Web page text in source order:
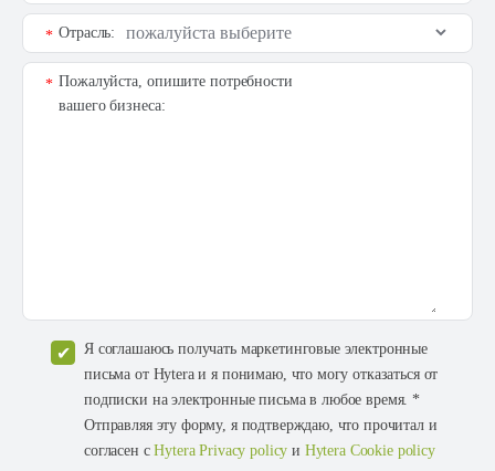
Отрасль:
*
Пожалуйста, опишите потребности
вашего бизнеса:
*
Я соглашаюсь получать маркетинговые электронные
письма от Hytera и я понимаю, что могу отказаться от
подписки на электронные письма в любое время. *
Отправляя эту форму, я подтверждаю, что прочитал и
согласен сHytera Privacy policy и Hytera Cookie policy